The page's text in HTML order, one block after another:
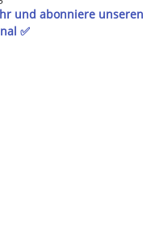
und abonniere unseren
✅